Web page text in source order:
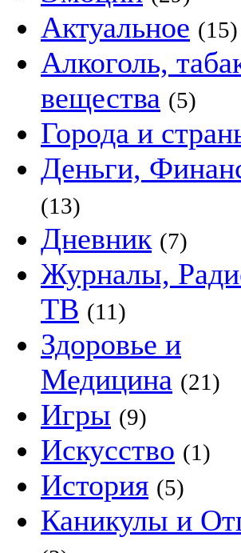
Актуальное (15)
Алкоголь,
вещества (5)
Города и
Деньги,
(13)
Дневник (7)
Журналы,
ТВ (11)
Здоровье и
Медицина (21)
Игры (9)
Искусство (1)
История (5)
Каникулы и